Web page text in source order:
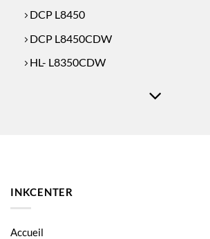
DCP L8450
DCP L8450CDW
HL- L8350CDW
INKCENTER
Accueil